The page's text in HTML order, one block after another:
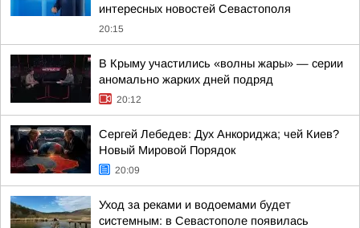
интересных новостей Севастополя
20:15
В Крыму участились «волны жары» — серии
аномально жарких дней подряд
20:12
Сергей Лебедев: Дух Анкориджа; чей Киев?
Новый Мировой Порядок
20:09
Уход за реками и водоемами будет
системным: в Севастополе появилась